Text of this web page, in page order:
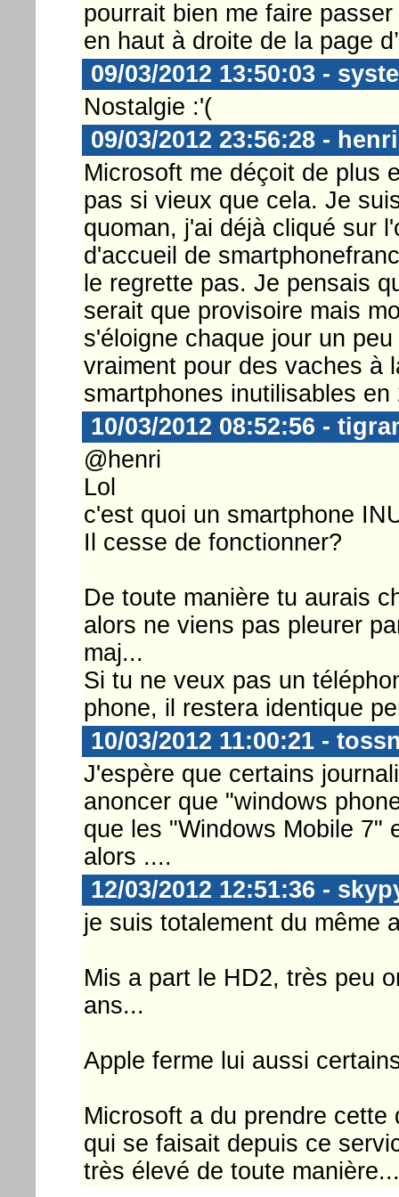
pourrait bien me faire
en haut à droite de la page
09/03/2012 13:50:03 -
Nostalgie :'(
09/03/2012 23:56:28 - henri
Microsoft me déçoit de plus
pas si vieux que cela. Je
quoman, j'ai déjà cliqué sur
d'accueil de
le regrette pas. Je pensais
serait que provisoire mais
s'éloigne chaque jour un
vraiment pour des vaches à
smartphones inutilisables
10/03/2012 08:52:56 -
@henri
Lol
c'est quoi un smartphone
Il cesse de fonctionner?
De toute manière tu aurais
alors ne viens pas pleurer
maj...
Si tu ne veux pas un
phone, il restera identique
10/03/2012 11:00:21 -
J'espère que certains
anoncer que "windows
que les "Windows Mobile 7"
alors ....
12/03/2012 12:51:36 -
je suis totalement du même
Mis a part le HD2, très peu
ans...
Apple ferme lui aussi
Microsoft a du prendre
qui se faisait depuis ce
très élevé de toute